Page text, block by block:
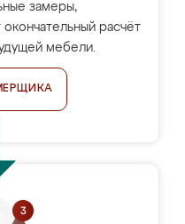
замеры,
расчёт
мебели.